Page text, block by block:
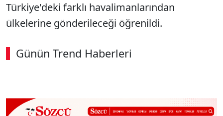
Türkiye'deki farklı havalimanlarından
ülkelerine gönderileceği öğrenildi.
Günün Trend Haberleri